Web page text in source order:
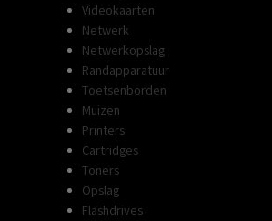
Videokaarten
Netwerk
Netwerkopslag
Randapparatuur
Toetsenborden
Muizen
Printers
Cartridges
Toners
Opslag
Flashdrives